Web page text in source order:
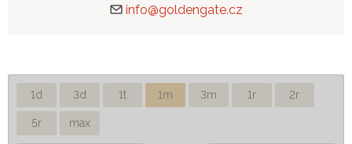
info@goldengate.cz
1d 3d 1t 1m 3m 1r 2r
5r max